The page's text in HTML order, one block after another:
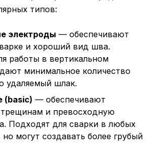
типов:
электроды — обеспечивают
и хороший вид шва.
работы в вертикальном
минимальное количество
удаляемый шлак.
(basic) — обеспечивают
трещинам и превосходную
Подходят для сварки в любых
могут создавать более грубый